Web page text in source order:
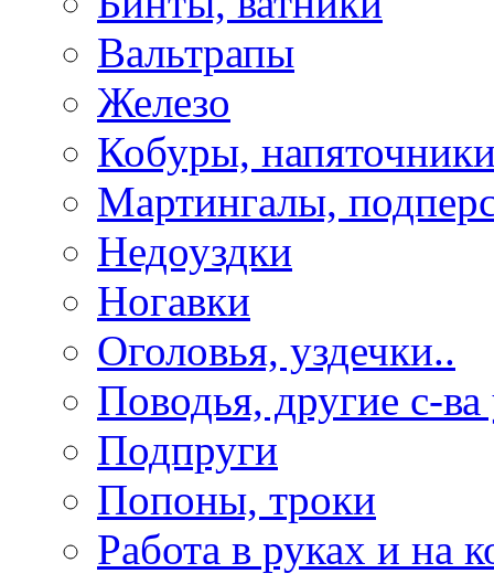
Вальтрапы
Железо
Кобуры,
Мартингалы,
Недоуздки
Ногавки
Оголовья, уздечки..
Поводья, другие с-
Подпруги
Попоны, троки
Работа в руках и на